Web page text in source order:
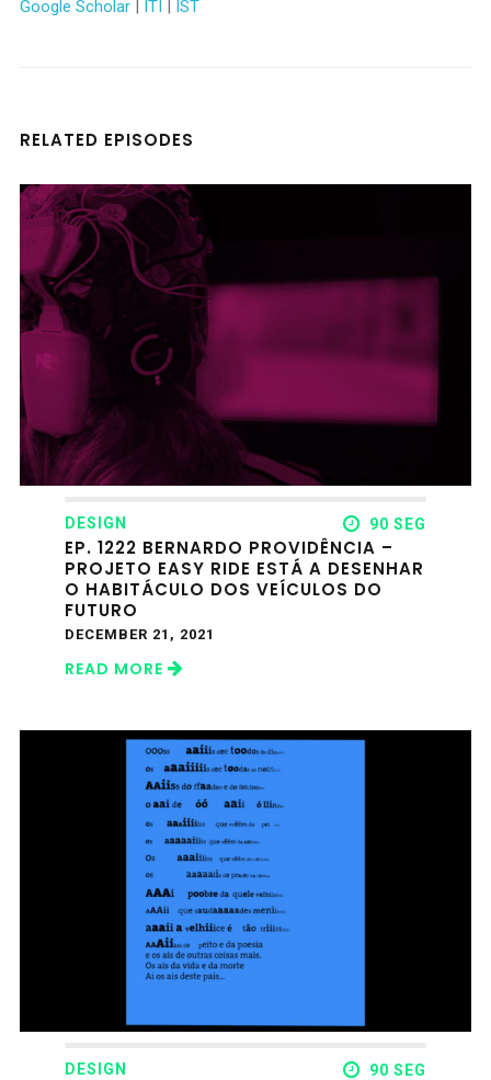
Google Scholar| ITI IST
RELATED EPISODES
DESIGN 90 SEG
EP. 1222 BERNARDO PROVIDÊNCIA –
PROJETO EASY RIDE ESTÁ A DESENHAR
O HABITÁCULO DOS VEÍCULOS DO
FUTURO
DECEMBER 21, 2021
READ MORE
DESIGN 90 SEG